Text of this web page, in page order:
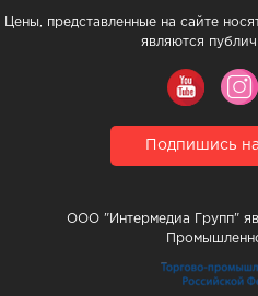
Цены, представленные на сайте
являются
Подпишись
ООО "Интермедиа Групп"